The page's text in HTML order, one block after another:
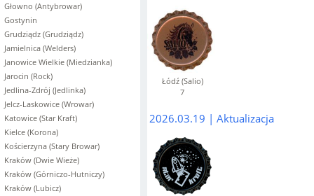
Głowno (Antybrowar)
Gostynin
Grudziądz (Grudziądz)
Jamielnica (Welders)
Janowice Wielkie (Miedzianka)
Jarocin (Rock)
Jedlina-Zdrój (Jedlinka)
Jelcz-Laskowice (Wrowar)
Katowice (Star Kraft)
Kielce (Korona)
Kościerzyna (Stary Browar)
Kraków (Dwie Wieże)
Kraków (Górniczo-Hutniczy)
Kraków (Lubicz)
Łódź (Salio)
7
2026.03.19 | Aktualizacja